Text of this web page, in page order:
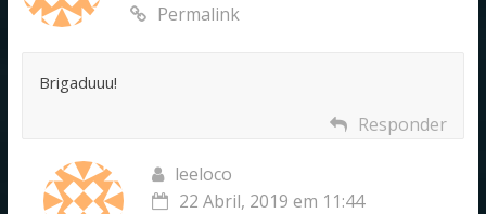
Permalink
Brigaduuu!
Responder
leeloco
22 Abril, 2019 em 11:44